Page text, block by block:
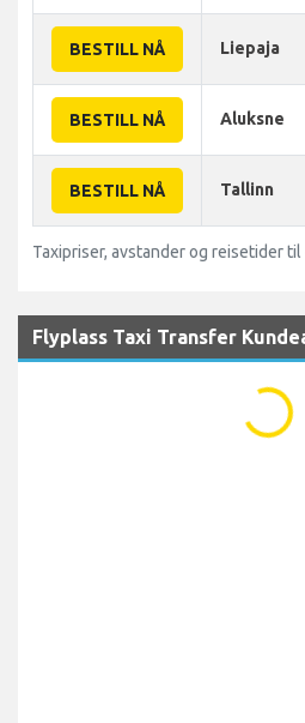
BESTILL NÅ Liepaja
BESTILL NÅ Aluksne
BESTILL NÅ Tallinn
Taxipriser, avstander og reisetider
Flyplass Taxi Transfer
...